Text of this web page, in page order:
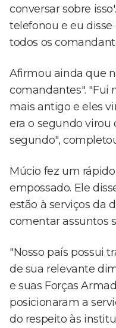
conversar sobre
telefonou e eu
todos os
Afirmou ainda que
comandantes". "Fui
mais antigo e eles
era o segundo virou
segundo",
Múcio fez um
empossado. Ele
estão à serviços da
comentar assuntos
"Nosso país possui
de sua relevante
e suas Forças
posicionaram a
do respeito às